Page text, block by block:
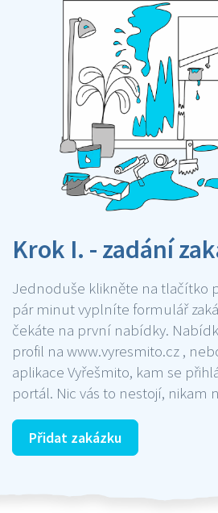
Krok I. - zadání
Jednoduše klikněte na tlačítko
pár minut vyplníte formulář
čekáte na první nabídky.
profil na www.vyresmito.cz ,
aplikace Vyřešmito, kam se
portál. Nic vás to nestojí, nikam
Přidat zakázku